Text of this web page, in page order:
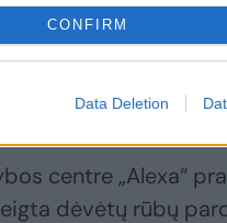
CONFIRM
Data Deletion
atkeliaus ir
rūbų
centre „Alexa“
dėvėtų rūbų